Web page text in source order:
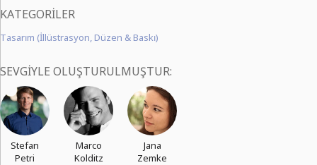
KATEGORILER
Tasarım (İllüstrasyon, Düzen & Baskı)
SEVGIYLE OLUŞTURULMUŞTUR:
Stefan
Petri
Marco
Kolditz
Jana
Zemke